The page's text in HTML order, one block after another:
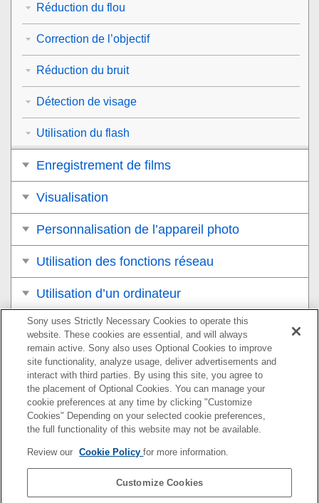
Réduction du flou
Correction de l’objectif
Réduction du bruit
Détection de visage
Utilisation du flash
Enregistrement de films
Visualisation
Personnalisation de l’appareil photo
Utilisation des fonctions réseau
Utilisation d’un ordinateur
Liste des éléments du MENU
Précautions/Le produit
Si vous avez des problèmes
Pour plus d’informations sur la conformité aux lois sur
Accessibilité en France : conformité partielle
Sony uses Strictly Necessary Cookies to operate this
website. These cookies are essential, and will always
remain active. Sony also uses Optional Cookies to improve
site functionality, analyze usage, deliver advertisements and
interact with third parties. By using this site, you agree to
the placement of Optional Cookies. You can manage your
cookie preferences at any time by clicking "Customize
Cookies" Depending on your selected cookie preferences,
the full functionality of this website may not be available.
Review our Cookie Policyfor more information.
Customize Cookies